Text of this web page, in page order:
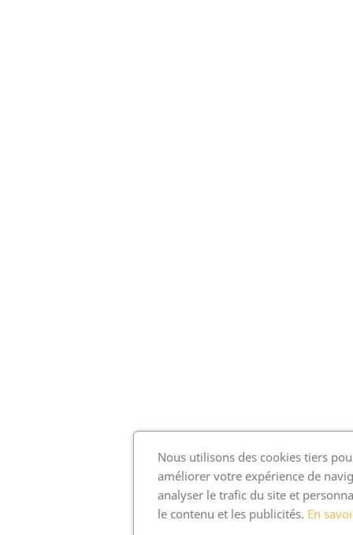
Nous utilisons des cookies tiers
améliorer votre expérience de
analyser le trafic du site et
le contenu et les publicités. En